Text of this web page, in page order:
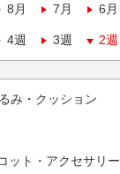
8月 7月 6月
4週 3週 2週
み・クッション
ット・アクセサリー